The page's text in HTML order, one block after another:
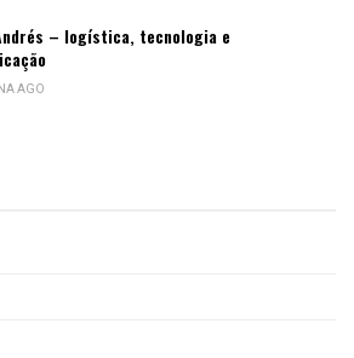
– logística, tecnologia e
AGO